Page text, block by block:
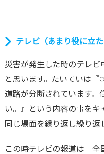
テレビ（あまり役に立た
災害が発生した時のテレビ
と思います。たいていは『
道路が分断されています。
い。』という内容の事をキ
同じ場面を繰り返し繰り返
この時テレビの報道は『